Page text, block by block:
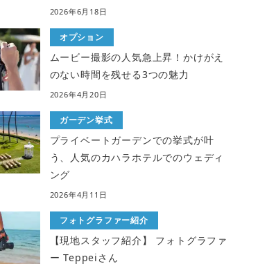
2026年6月18日
オプション
ムービー撮影の人気急上昇！かけがえ
のない時間を残せる3つの魅力
2026年4月20日
ガーデン挙式
プライベートガーデンでの挙式が叶
う、人気のカハラホテルでのウェディ
ング
2026年4月11日
フォトグラファー紹介
【現地スタッフ紹介】 フォトグラファ
ー Teppeiさん